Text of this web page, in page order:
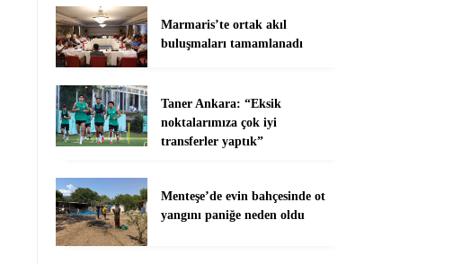
Marmaris’te ortak akıl
buluşmaları tamamlanadı
Taner Ankara: “Eksik
noktalarımıza çok iyi
transferler yaptık”
Menteşe’de evin bahçesinde ot
yangını paniğe neden oldu